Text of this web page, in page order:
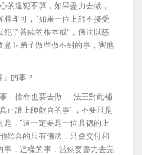
的違犯不算，如果盡力去做，
即可，“如果一位上師不接受
了菩薩的根本戒”，佛法以慈
叫弟子做些做不到的事，害他
的事？
，捨命也要去做”，法王對此補
正讓上師歡喜的事”，不要只是
，“這一定要是一位具德的上
歡喜的只有佛法，只會交付和
事，這樣的事，當然要盡力去完